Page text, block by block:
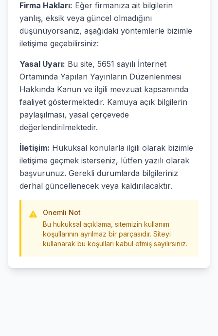
Firma Hakları: Eğer firmanıza ait bilgilerin
yanlış, eksik veya güncel olmadığını
düşünüyorsanız, aşağıdaki yöntemlerle bizimle
iletişime geçebilirsiniz:
Yasal Uyarı: Bu site, 5651 sayılı İnternet
Ortamında Yapılan Yayınların Düzenlenmesi
Hakkında Kanun ve ilgili mevzuat kapsamında
faaliyet göstermektedir. Kamuya açık bilgilerin
paylaşılması, yasal çerçevede
değerlendirilmektedir.
İletişim: Hukuksal konularla ilgili olarak bizimle
iletişime geçmek isterseniz, lütfen yazılı olarak
başvurunuz. Gerekli durumlarda bilgileriniz
derhal güncellenecek veya kaldırılacaktır.
Önemli Not
Bu hukuksal açıklama, sitemizin kullanım
koşullarının ayrılmaz bir parçasıdır. Siteyi
kullanarak bu koşulları kabul etmiş sayılırsınız.